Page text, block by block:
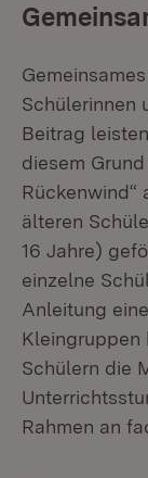
Schülerinnen
Beitrag
diesem
Rückenwind“
älteren
16 Jahre)
einzelne
Anleitung
Kleingruppen
Schülern die
Rahmen an